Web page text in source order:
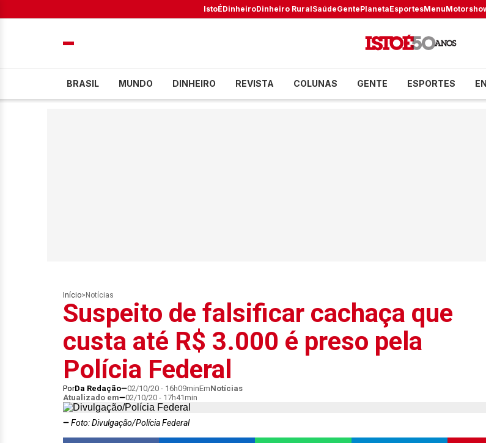
IstoÉDinheiroDinheiro RuralSaúdeGentePlanetaEsportesMenu
BRASIL MUNDO DINHEIRO REVISTA COLUNAS GENTE ESPORTES
Início> Notícias
Suspeito de falsificar cachaça que
custa até R$ 3.000 é preso pela
Polícia Federal
PorDa Redação 02/10/20 - 16h09minEmNotícias
Atualizado em
02/10/20 - 17h41min
Foto: Divulgação/Polícia Federal